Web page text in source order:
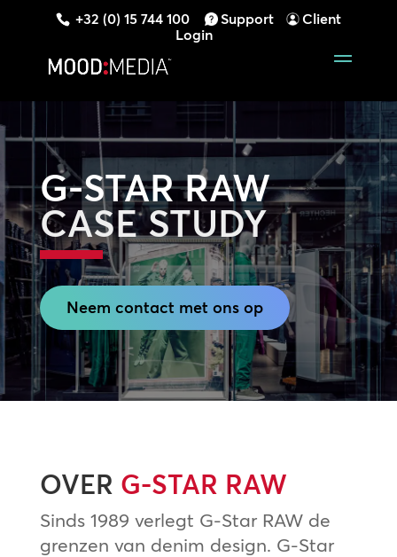
+32 (0) 15 744 100 Support
Client
Login
G-STAR RAW
CASE STUDY
Neem contact met ons op
OVER G-STAR RAW
Sinds 1989 verlegt G-Star RAW de
grenzen van denim design. G-Star